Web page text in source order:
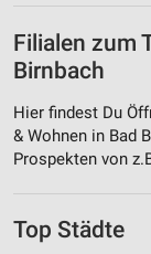
Filialen zum
Birnbach
Hier findest Du
& Wohnen in Bad
Prospekten von
Top Städte